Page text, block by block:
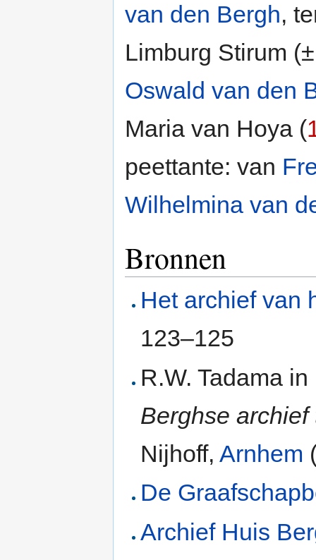
van den Bergh,
Limburg Stirum (±
Oswald van den
Maria van Hoya (
peettante: van
Wilhelmina van
Bronnen
Het archief van
123–125
R.W. Tadama in
Berghse
Nijhoff,Arnhem
De
Archief Huis